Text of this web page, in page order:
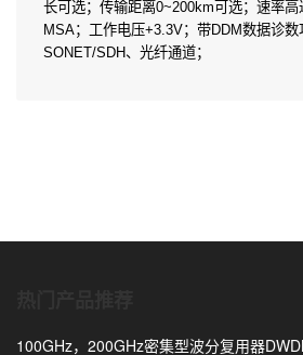
长可选；传输距离0~200km可选；速率高
MSA；工作电压+3.3V；带DDM数据诊数
SONET/SDH、光纤通道；
100GHz，200GHz密集型波分复用器